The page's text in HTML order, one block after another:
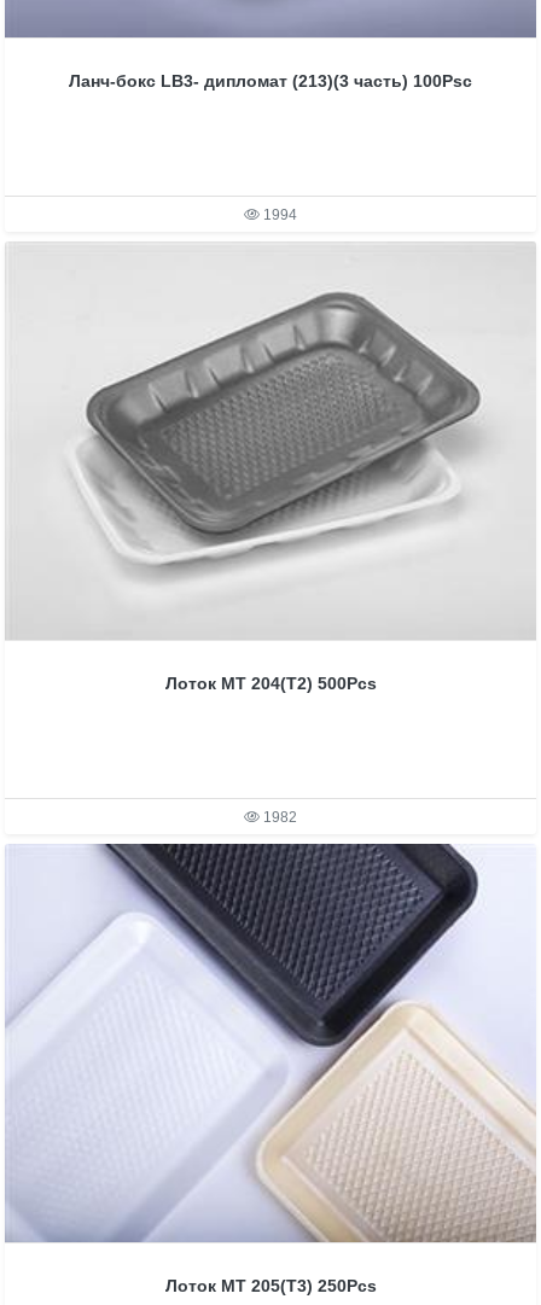
Ланч-бокс LB3- дипломат (213)(3 часть) 100Psc
1994
Лоток MT 204(T2) 500Pcs
1982
Лоток MT 205(T3) 250Pcs